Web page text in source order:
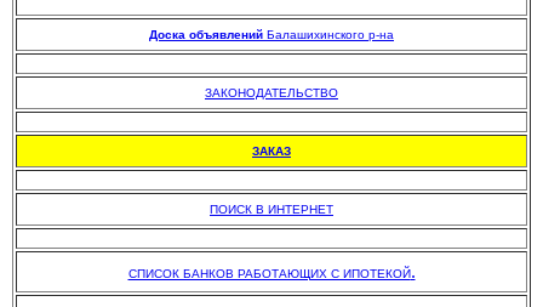
Доска объявлений Балашихинского р-на
ЗАКОНОДАТЕЛЬСТВО
ЗАКАЗ
ПОИСК В ИНТЕРНЕТ
СПИСОК БАНКОВ РАБОТАЮЩИХ С ИПОТЕКОЙ.